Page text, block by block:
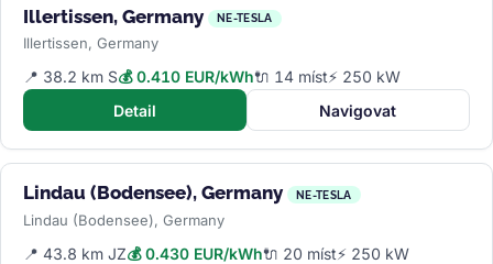
Illertissen, Germany NE-TESLA
Illertissen, Germany
📍 38.2 km S💰 0.410 EUR/kWh🔌 14 míst⚡ 250 kW
Detail
Navigovat
Lindau (Bodensee), Germany NE-TESLA
Lindau (Bodensee), Germany
📍 43.8 km JZ💰 0.430 EUR/kWh🔌 20 míst⚡ 250 kW